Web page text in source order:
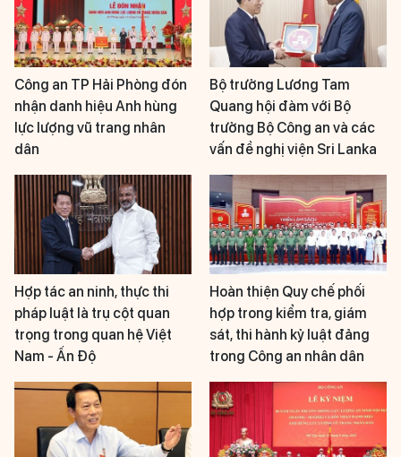
Công an TP Hải Phòng đón
nhận danh hiệu Anh hùng
lực lượng vũ trang nhân
dân
Bộ trưởng Lương Tam
Quang hội đàm với Bộ
trưởng Bộ Công an và các
vấn đề nghị viện Sri Lanka
Hợp tác an ninh, thực thi
pháp luật là trụ cột quan
trọng trong quan hệ Việt
Nam - Ấn Độ
Hoàn thiện Quy chế phối
hợp trong kiểm tra, giám
sát, thi hành kỷ luật đảng
trong Công an nhân dân